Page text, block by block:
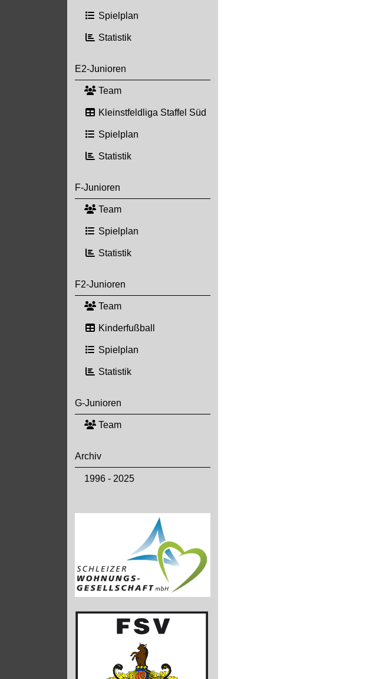
Spielplan
Statistik
E2-Junioren
Team
Kleinstfeldliga Staffel Süd
Spielplan
Statistik
F-Junioren
Team
Spielplan
Statistik
F2-Junioren
Team
Kinderfußball
Spielplan
Statistik
G-Junioren
Team
Archiv
1996 - 2025